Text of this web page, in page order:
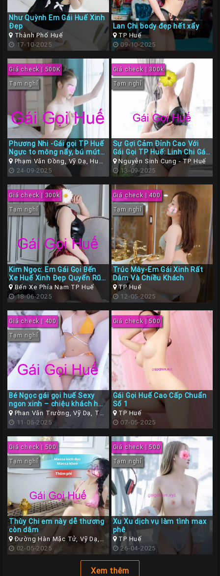
Như Quỳnh Em Gái Huế Xinh
Đẹp
Thành Phố Huế
17-10-2025
Lan Chi body đẹp hết xẩy
TP Huế
09-10-2025
Giá check | 500K
Tạm nghỉ
Phương Nhi -Gái gọi TP Huế
Ngực to mông nẩy, bú mút
tẹt gaz
Phạm Văn Đồng, Vỹ Dạ, Huế,
Thừa Thiên Huế
24-09-2025
Giá check | 300k
Tạm nghỉ
Sự Gợi Cảm Đỉnh Cao Với
Gái Gọi TP Huế: Linh Chi Gái
Xinh Bom Sex, Gợi Cảm Làm
Tình Rất Dâm
Nguyễn Sinh Cung - TP Huế
13-09-2025
Giá check | 300k
Tạm nghỉ
Kim Ngọc: Em Gái Gọi Bến
Xe Huế Xinh Đẹp Quyến Rũ
– Body Bốc Lửa
Bến Xe Phía Nam TP Huế
18-06-2025
Giá check | 400
Tạm nghỉ
Trúc Mây-Em Gái Xinh Rất
Dâm Và Chiều Khách
TP Huế
12-05-2025
Giá check | 400
Tạm nghỉ
Bé Ngọc gái gọi huế Sexy
ngon xinh – chiệu khách hết
mình
Phan Văn Trường, Vỹ Dạ, TP
Huế11-05-2025
Giá check | 500
Gái Gọi Huế Cao Cấp Chuẩn
Số 1
TP Huế
07-05-2025
Giá check | 500
Tạm nghỉ
Thùy Chi em này dễ thương
còn dâm
Đường Hàn Mặc Tử, Vỹ Dạ,
Thừa Thiên Huế
02-05-2025
Giá check | 500
Tạm nghỉ
Xu Xu dịch vụ làm tình max
phê
TP Huế
26-04-2025
Xem thêm